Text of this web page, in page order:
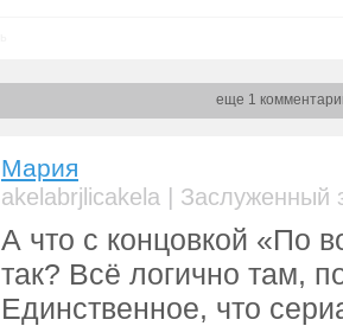
еще 1
Мария
akelabrjlicakela | Заслуженный
А что с концовкой «По
так? Всё логично там,
Единственное, что